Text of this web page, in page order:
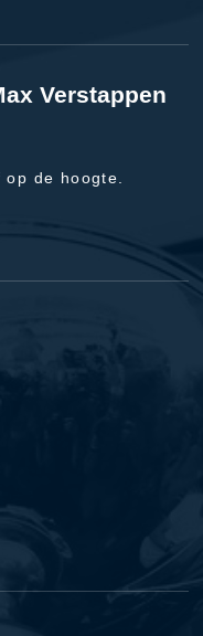
Verstappen
de hoogte.